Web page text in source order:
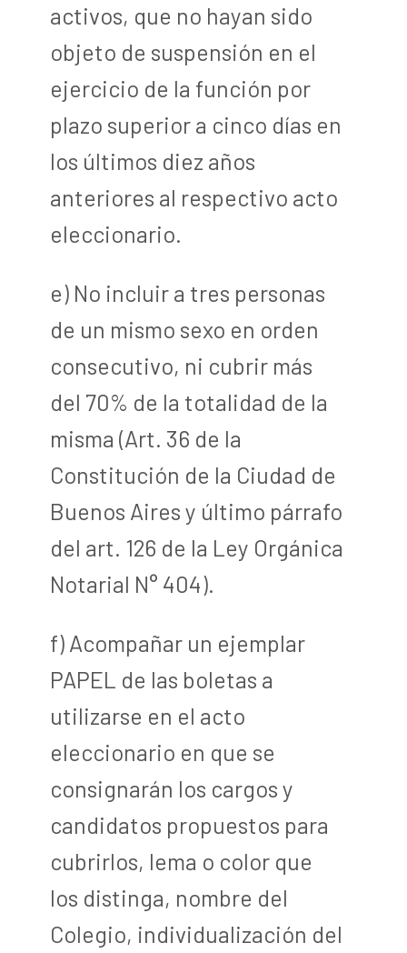
activos, que no hayan sido
objeto de suspensión en el
ejercicio de la función por
plazo superior a cinco días en
los últimos diez años
anteriores al respectivo acto
eleccionario.
e) No incluir a tres personas
de un mismo sexo en orden
consecutivo, ni cubrir más
del 70% de la totalidad de la
misma (Art. 36 de la
Constitución de la Ciudad de
Buenos Aires y último párrafo
del art. 126 de la Ley Orgánica
Notarial N° 404).
f) Acompañar un ejemplar
PAPEL de las boletas a
utilizarse en el acto
eleccionario en que se
consignarán los cargos y
candidatos propuestos para
cubrirlos, lema o color que
los distinga, nombre del
Colegio, individualización del